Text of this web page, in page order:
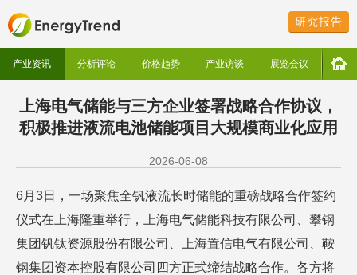
研究报告
产业资讯 分析评论 价格趋势 产业访谈 展览会议
上海电气储能与三方企业签署战略合作协议，
积极推进液流电池储能项目大规模商业化应用
2026-06-08
6月3日，一场聚焦全钒液流长时储能的重磅战略合作签约
仪式在上海隆重举行，上海电气储能科技有限公司、攀钢
集团钒钛资源股份有限公司、上海置信电气有限公司、鞍
钢集团资本控股有限公司四方正式缔结战略合作。各方将